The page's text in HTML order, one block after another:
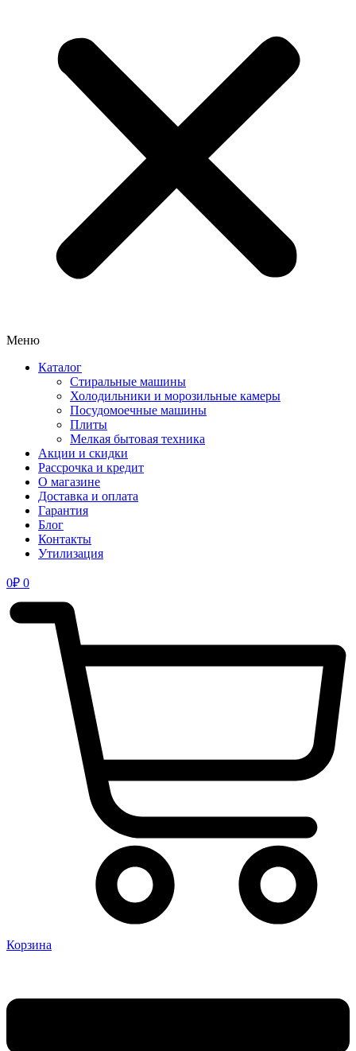
Меню
Каталог
Стиральные машины
Холодильники и морозильные камеры
Посудомоечные машины
Плиты
Мелкая бытовая техника
Акции и скидки
Рассрочка и кредит
О магазине
Доставка и оплата
Гарантия
Блог
Контакты
Утилизация
0₽ 0
Корзина